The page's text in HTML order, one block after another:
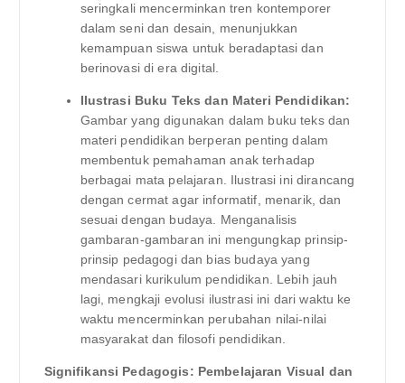
seringkali mencerminkan tren kontemporer
dalam seni dan desain, menunjukkan
kemampuan siswa untuk beradaptasi dan
berinovasi di era digital.
Ilustrasi Buku Teks dan Materi Pendidikan:
Gambar yang digunakan dalam buku teks dan
materi pendidikan berperan penting dalam
membentuk pemahaman anak terhadap
berbagai mata pelajaran. Ilustrasi ini dirancang
dengan cermat agar informatif, menarik, dan
sesuai dengan budaya. Menganalisis
gambaran-gambaran ini mengungkap prinsip-
prinsip pedagogi dan bias budaya yang
mendasari kurikulum pendidikan. Lebih jauh
lagi, mengkaji evolusi ilustrasi ini dari waktu ke
waktu mencerminkan perubahan nilai-nilai
masyarakat dan filosofi pendidikan.
Signifikansi Pedagogis: Pembelajaran Visual dan